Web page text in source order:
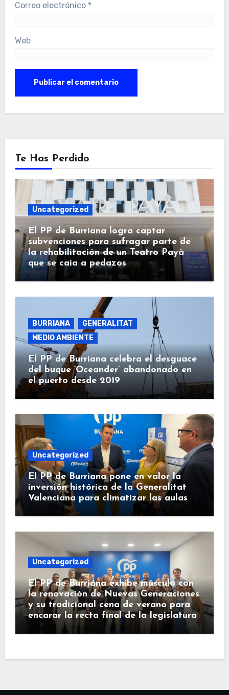
Correo electrónico *
Web
Te Has Perdido
Uncategorized
El PP de Burriana logra captar
subvenciones para sufragar parte de
la rehabilitación de un Teatro Payà
que se caía a pedazos
BURRIANA
GENERALITAT
MEDIO AMBIENTE
El PP de Burriana celebra el desguace
del buque ‘Oceander’ abandonado en
el puerto desde 2019
Uncategorized
El PP de Burriana pone en valor la
inversión histórica de la Generalitat
Valenciana para climatizar las aulas
Uncategorized
El PP de Burriana exhibe músculo con
la renovación de Nuevas Generaciones
y su tradicional cena de verano para
encarar la recta final de la legislatura